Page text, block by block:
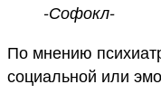
-Софокл-
По мнению
социальной или